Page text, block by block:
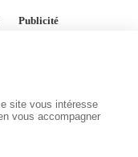
Publicité